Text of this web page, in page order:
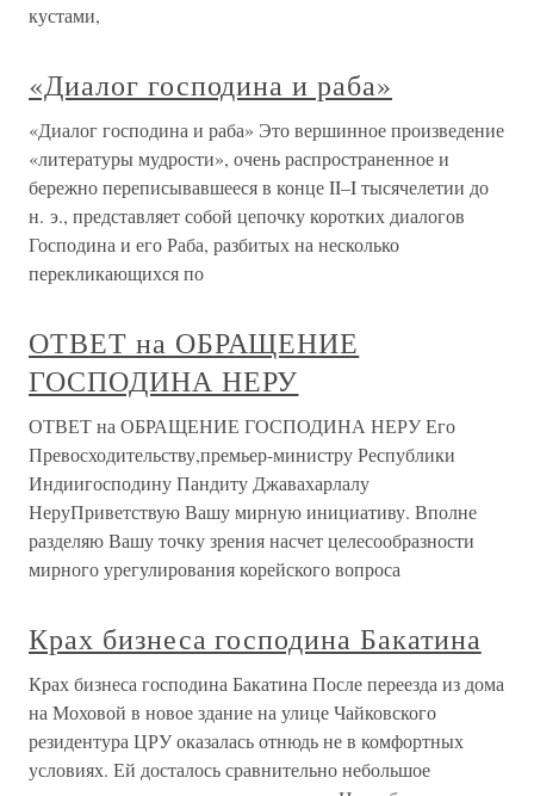
кустами,
«Диалог господина и раба»
«Диалог господина и раба» Это вершинное произведение
«литературы мудрости», очень распространенное и
бережно переписывавшееся в конце II–I тысячелетии до
н. э., представляет собой цепочку коротких диалогов
Господина и его Раба, разбитых на несколько
перекликающихся по
ОТВЕТ на ОБРАЩЕНИЕ
ГОСПОДИНА НЕРУ
ОТВЕТ на ОБРАЩЕНИЕ ГОСПОДИНА НЕРУ Его
Превосходительству,премьер-министру Республики
Индиигосподину Пандиту Джавахарлалу
НеруПриветствую Вашу мирную инициативу. Вполне
разделяю Вашу точку зрения насчет целесообразности
мирного урегулирования корейского вопроса
Крах бизнеса господина Бакатина
Крах бизнеса господина Бакатина После переезда из дома
на Моховой в новое здание на улице Чайковского
резидентура ЦРУ оказалась отнюдь не в комфортных
условиях. Ей досталось сравнительно небольшое